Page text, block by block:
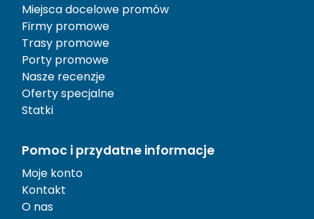
Miejsca docelowe promów
Firmy promowe
Trasy promowe
Porty promowe
Nasze recenzje
Oferty specjalne
Statki
Pomoc i przydatne informacje
Moje konto
Kontakt
O nas